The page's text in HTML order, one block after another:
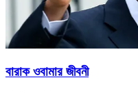
বারাক ওবামার জীবনী